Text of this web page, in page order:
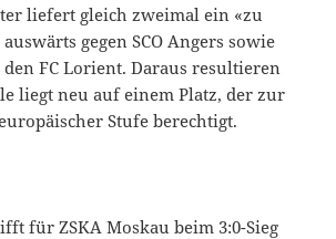
liefert gleich zweimal ein «zu
gegen SCO Angers sowie
den FC Lorient. Daraus resultieren
liegt neu auf einem Platz, der zur
Stufe berechtigt.
für ZSKA Moskau beim 3:0-Sieg